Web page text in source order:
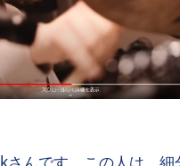
さんです。この人は、細